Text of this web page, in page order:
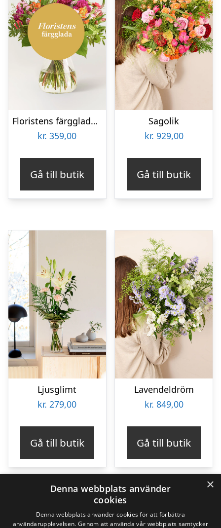
Floristens färgglada bukett
kr. 359,00
Gå till butik
Sagolik
kr. 929,00
Gå till butik
Ljusglimt
kr. 279,00
Gå till butik
Lavendeldröm
kr. 849,00
Gå till butik
Produkter 190190
produkter
×
Denna webbplats använder
cookies
Denna webbplats använder cookies för att förbättra
användarupplevelsen. Genom att använda vår webbplats samtycker